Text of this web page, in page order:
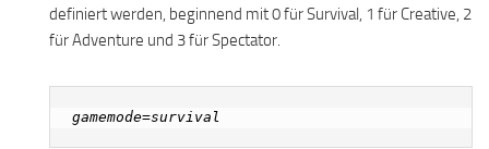
definiert werden, beginnend mit 0 für Survival, 1 für Creative, 2
für Adventure und 3 für Spectator.